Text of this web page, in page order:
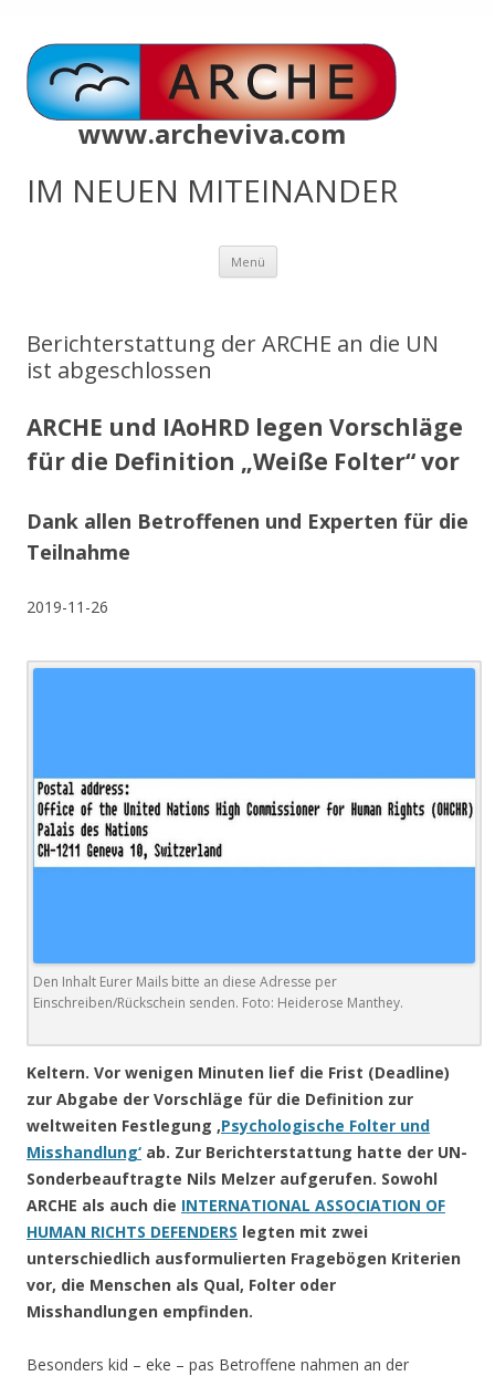
www.archeviva.com
IM NEUEN MITEINANDER
Menü Zum
springen
Berichterstattung der ARCHE an die UN
ist abgeschlossen
ARCHE und IAoHRD legen Vorschläge
für die Definition „Weiße Folter“ vor
Dank allen Betroffenen und Experten für die
Teilnahme
2019-11-26
Den Inhalt Eurer Mails bitte an diese Adresse per
Einschreiben/Rückschein senden. Foto: Heiderose Manthey.
Keltern. Vor wenigen Minuten lief die Frist (Deadline)
zur Abgabe der Vorschläge für die Definition zur
weltweiten Festlegung ‚Psychologische Folter und
Misshandlung‘ ab. Zur Berichterstattung hatte der UN-
Sonderbeauftragte Nils Melzer aufgerufen. Sowohl
ARCHE als auch die INTERNATIONAL ASSOCIATION OF
HUMAN RICHTS DEFENDERS legten mit zwei
unterschiedlich ausformulierten Fragebögen Kriterien
vor, die Menschen als Qual, Folter oder
Misshandlungen empfinden.
Besonders kid – eke – pas Betroffene nahmen an der